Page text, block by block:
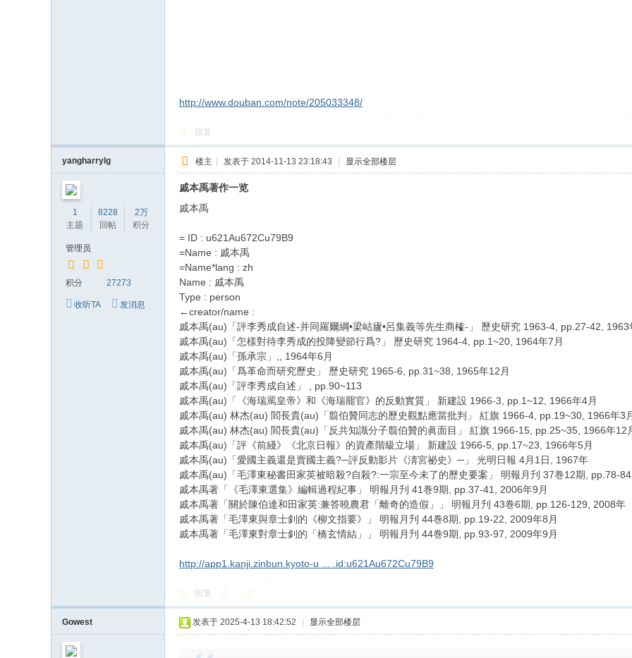
http://www.douban.com/note/205033348/
回复
yangharrylg
1
主题
8228
回帖
2万
积分
管理员
积分 27273
收听TA 发消息
楼主 | 发表于 2014-11-13 23:18:43 | 显示全部楼层
戚本禹著作一览
戚本禹
= ID : u621Au672Cu79B9
=Name : 戚本禹
=Name*lang : zh
Name : 戚本禹
Type : person
←creator/name :
戚本禹(au)「評李秀成自述-并同羅爾綱•梁岵廬•呂集義等先生商榷-」 歷史研究 1963-4, pp.27-42, 1963
戚本禹(au)「怎樣對待李秀成的投降變節行爲?」 歷史研究 1964-4, pp.1~20, 1964年7月
戚本禹(au)「孫承宗」,, 1964年6月
戚本禹(au)「爲革命而研究歷史」 歷史研究 1965-6, pp.31~38, 1965年12月
戚本禹(au)「評李秀成自述」 , pp.90~113
戚本禹(au)「《海瑞罵皇帝》和《海瑞罷官》的反動實質」 新建設 1966-3, pp.1~12, 1966年4月
戚本禹(au) 林杰(au) 閻長貴(au)「翦伯贊同志的歷史觀點應當批判」 紅旗 1966-4, pp.19~30, 1966年3
戚本禹(au) 林杰(au) 閻長貴(au)「反共知識分子翦伯贊的眞面目」 紅旗 1966-15, pp.25~35, 1966年12
戚本禹(au)「評《前綫》《北京日報》的資產階級立場」 新建設 1966-5, pp.17~23, 1966年5月
戚本禹(au)「愛國主義還是賣國主義?─評反動影片《淸宮祕史》─」 光明日報 4月1日, 1967年
戚本禹(au)「毛澤東秘書田家英被暗殺?自殺?:一宗至今未了的歷史要案」 明報月刋 37巻12期, pp.78-
戚本禹著「《毛澤東選集》編輯過程紀事」 明報月刋 41巻9期, pp.37-41, 2006年9月
戚本禹著「關於陳伯達和田家英:兼答曉農君「離奇的造假」」 明報月刋 43巻6期, pp.126-129, 2008年
戚本禹著「毛澤東與章士釗的《柳文指要》」 明報月刋 44巻8期, pp.19-22, 2009年8月
戚本禹著「毛澤東對章士釗的「橋玄情結」」 明報月刋 44巻9期, pp.93-97, 2009年9月
http://app1.kanji.zinbun.kyoto-u ... .id:u621Au672Cu79B9
回复
Gowest 发表于 2025-4-13 18:42:52 显示全部楼层